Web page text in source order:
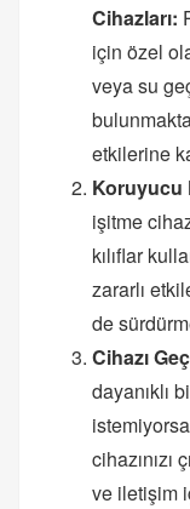
Cihazları:
için özel
veya su
etkilerine
Koruyucu
işitme
kılıflar
zararlı
de
Cihazı
dayanıklı
ve iletişim